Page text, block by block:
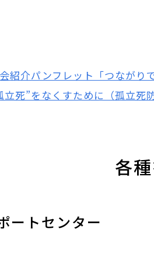
紹介パンフレット「つながり
死”をなくすために（孤立死
各
ートセンター